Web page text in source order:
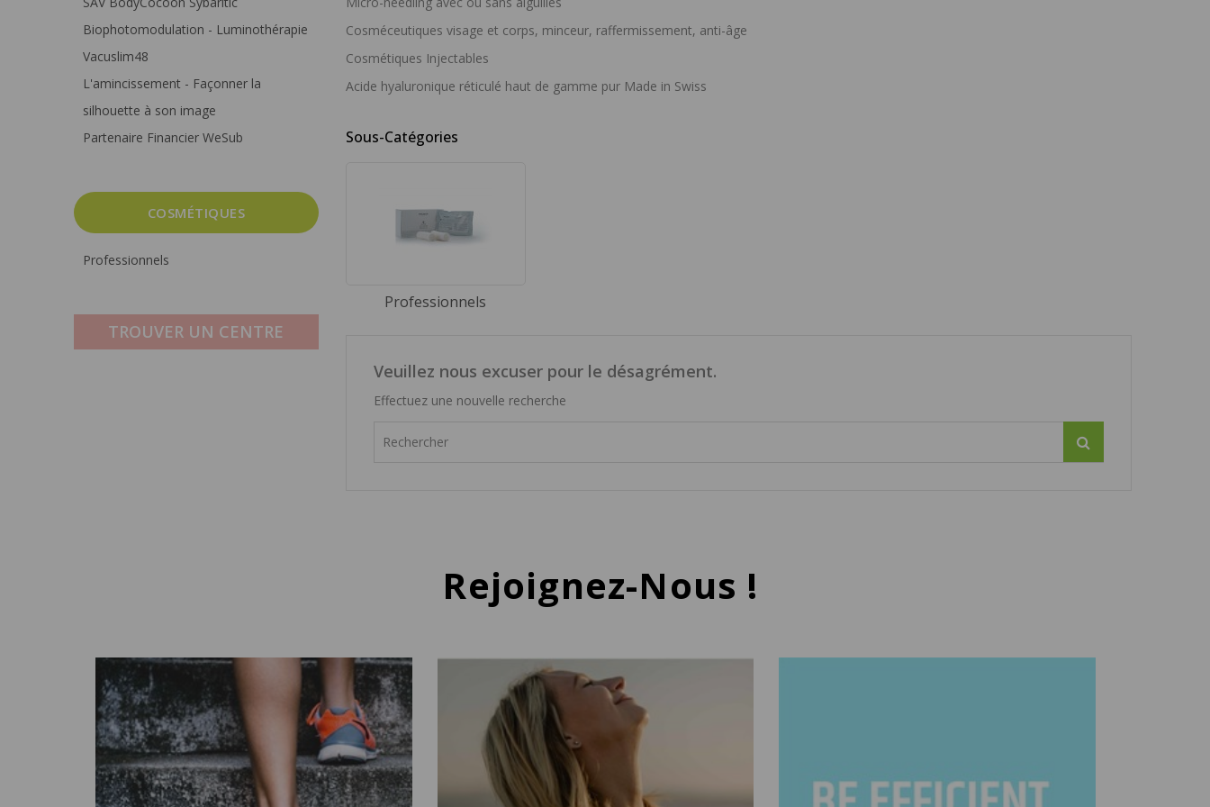
Biophotomodulation - Luminothérapie
Vacuslim48
L'amincissement - Façonner la
silhouette à son image
Partenaire Financier WeSub
COSMÉTIQUES
Professionnels
TROUVER UN CENTRE
Cosméceutiques visage et corps, minceur, raffermissement, anti-âge
Cosmétiques Injectables
Acide hyaluronique réticulé haut de gamme pur Made in Swiss
Sous-Catégories
Professionnels
Veuillez nous excuser pour le désagrément.
Effectuez une nouvelle recherche
Rejoignez-Nous !